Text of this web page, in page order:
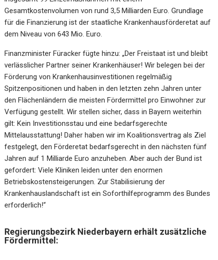
Gesamtkostenvolumen von rund 3,5 Milliarden Euro. Grundlage
für die Finanzierung ist der staatliche Krankenhausförderetat auf
dem Niveau von 643 Mio. Euro.
Finanzminister Füracker fügte hinzu: „Der Freistaat ist und bleibt
verlässlicher Partner seiner Krankenhäuser! Wir belegen bei der
Förderung von Krankenhausinvestitionen regelmäßig
Spitzenpositionen und haben in den letzten zehn Jahren unter
den Flächenländern die meisten Fördermittel pro Einwohner zur
Verfügung gestellt. Wir stellen sicher, dass in Bayern weiterhin
gilt: Kein Investitionsstau und eine bedarfsgerechte
Mittelausstattung! Daher haben wir im Koalitionsvertrag als Ziel
festgelegt, den Förderetat bedarfsgerecht in den nächsten fünf
Jahren auf 1 Milliarde Euro anzuheben. Aber auch der Bund ist
gefordert: Viele Kliniken leiden unter den enormen
Betriebskostensteigerungen. Zur Stabilisierung der
Krankenhauslandschaft ist ein Soforthilfeprogramm des Bundes
erforderlich!“
Regierungsbezirk Niederbayern erhält zusätzliche
Fördermittel: